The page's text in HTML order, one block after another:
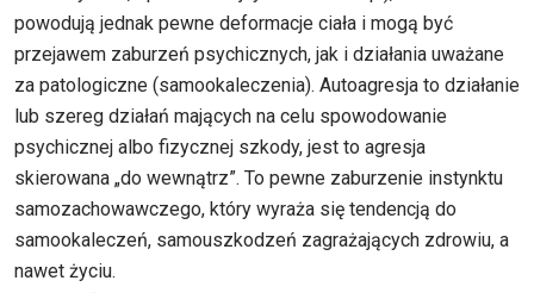
powodują jednak pewne deformacje ciała i mogą być
przejawem zaburzeń psychicznych, jak i działania uważane
za patologiczne (samookaleczenia). Autoagresja to działanie
lub szereg działań mających na celu spowodowanie
psychicznej albo fizycznej szkody, jest to agresja
skierowana „do wewnątrz”. To pewne zaburzenie instynktu
samozachowawczego, który wyraża się tendencją do
samookaleczeń, samouszkodzeń zagrażających zdrowiu, a
nawet życiu.